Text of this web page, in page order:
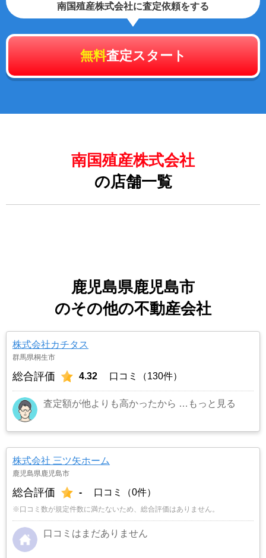
南国殖産株式会社に査定依頼をする
無料査定スタート
南国殖産株式会社
の店舗一覧
鹿児島県鹿児島市
のその他の不動産会社
株式会社カチタス
群馬県桐生市
総合評価 4.32 口コミ（130件）
査定額が他よりも高かったから …もっと見る
株式会社 三ツ矢ホーム
鹿児島県鹿児島市
総合評価 - 口コミ（0件）
※口コミ数が規定件数に満たないため、総合評価はありません。
口コミはまだありません